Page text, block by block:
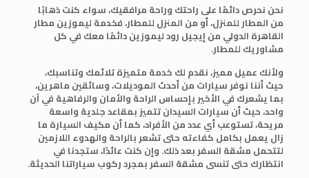
نحن نحرص دائمًا على راحتك وراحة مرافقيك، سواء كنت ذهابًا
من المطار للمنزل، أو من المنزل للمطار، فخدمة ليموزين مطار
القاهرة الدولي من إيجيل رود ليموزين دائمًا معك في كل
مشاوريك للمطار.
ولأنك عميل مميز، نقدم لك خدمة متميزة تلائمك وتناسبك،
حيث أننا نوفر سيارات من أحدث الموديلات، وسائقين ماهرين،
بما يشعرك في الأخير بإحساس الراحة والأمان والرفاهية في آن
واحد، حيث أن سيارات السيدان تتميز بمقاعد جلدية واسعة
مريحة، تستوعب أي عدد من الأفراد، كما أن مكيف السيارة ما
زال يعمل بكامل كفاءته حتى تشعر بالراحة والهدوء اللازمين
لتتحمل مشقة السفر بعد ذلك. وإن كنت عائدًا، ستجدنا في
انتظارك حتى تنسى مشقة السفر بمجرد ركوب سياراتنا الحديثة.